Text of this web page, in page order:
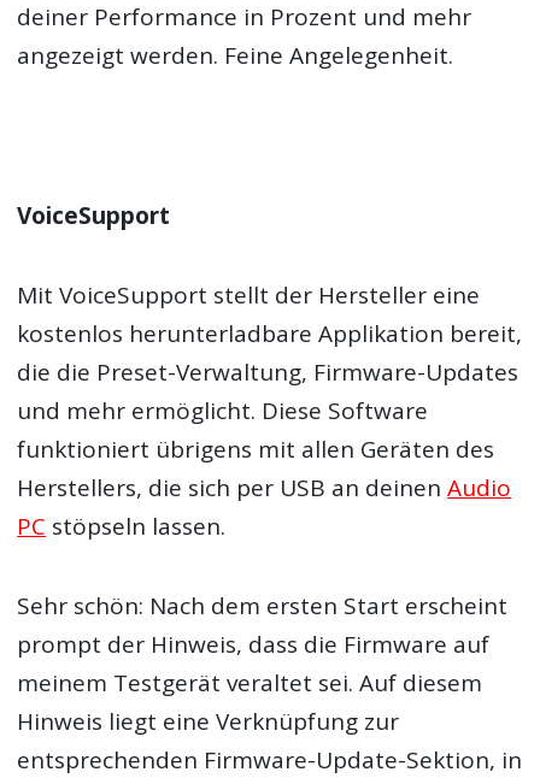
deiner Performance in Prozent und mehr
angezeigt werden. Feine Angelegenheit.
VoiceSupport
Mit VoiceSupport stellt der Hersteller eine
kostenlos herunterladbare Applikation bereit,
die die Preset-Verwaltung, Firmware-Updates
und mehr ermöglicht. Diese Software
funktioniert übrigens mit allen Geräten des
Herstellers, die sich per USB an deinenAudio
PC stöpseln lassen.
Sehr schön: Nach dem ersten Start erscheint
prompt der Hinweis, dass die Firmware auf
meinem Testgerät veraltet sei. Auf diesem
Hinweis liegt eine Verknüpfung zur
entsprechenden Firmware-Update-Sektion, in